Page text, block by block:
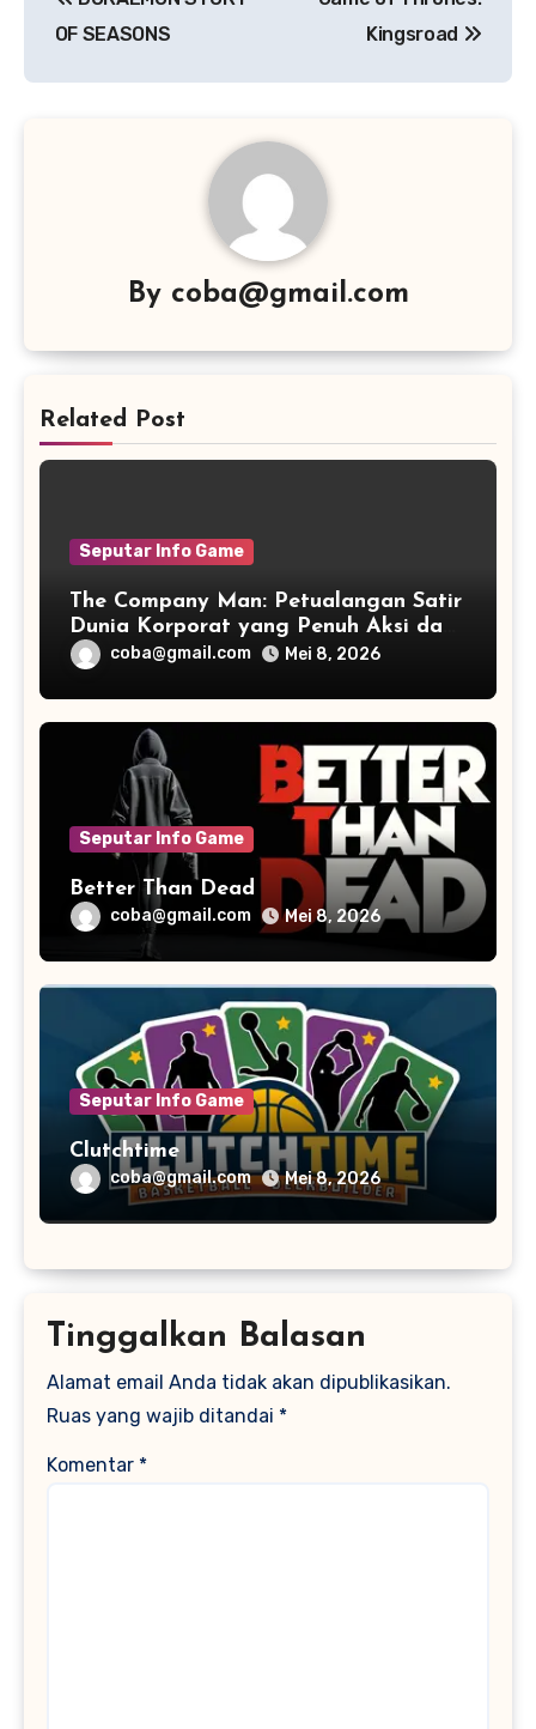
pos
OF SEASONS
Kingsroad
By coba@gmail.com
Related Post
Seputar Info Game
The Company Man: Petualangan Satir
Dunia Korporat yang Penuh Aksi dan
Humorcoba@gmail.com Mei 8, 2026
Seputar Info Game
Better Than Dead
coba@gmail.com Mei 8, 2026
Seputar Info Game
Clutchtime
coba@gmail.com Mei 8, 2026
Tinggalkan Balasan
Alamat email Anda tidak akan dipublikasikan.
Ruas yang wajib ditandai *
Komentar *